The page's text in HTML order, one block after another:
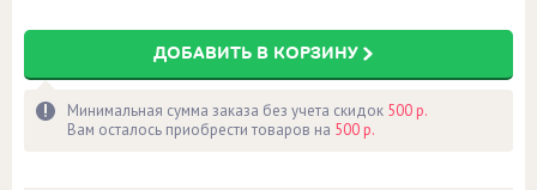
ДОБАВИТЬ В КОРЗИНУ
Минимальная сумма заказа без учета скидок 500 р.
Вам осталось приобрести товаров на 500 р.